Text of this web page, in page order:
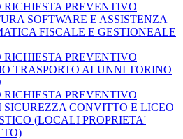
RICHIESTA PREVENTIVO
SOFTWARE E ASSISTENZA
FISCALE E GESTIONEALE
RICHIESTA PREVENTIVO
TRASPORTO ALUNNI TORINO
RICHIESTA PREVENTIVO
SICUREZZA CONVITTO E LICEO
(LOCALI PROPRIETA'